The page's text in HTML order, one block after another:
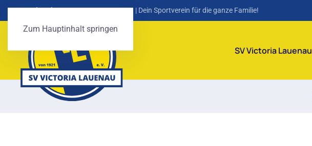
Zum Hauptinhalt springen
SV Victoria Lauenau von 1921 e. V. | Dein Sportverein für die ganze Familie!
SV Victoria Lauenau